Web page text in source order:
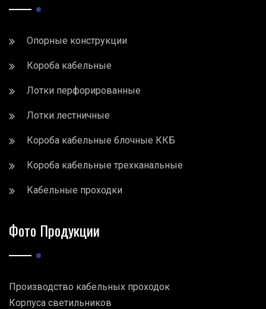
Опорные конструкции
Короба кабельные
Лотки перфорированные
Лотки лестничные
Короба кабельные блочные ККБ
Короба кабельные трехканальные
Кабельные проходки
Фото Продукции
Производство кабельных проходок
Корпуса светильников